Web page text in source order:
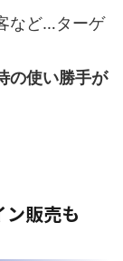
など…ターゲ
の使い勝手が
販売も